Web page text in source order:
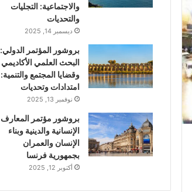
والاجتماعية: التجليات
والتحديات
ديسمبر 14, 2025
بروشور المؤتمر الدولي:
اﻟﺒﺤﺚ اﻟﻌﻠﻤﻲ اﻷﻛﺎدﻳﻤﻲ
وﻗﻀﺎﻳﺎ اﻟﻤﺠﺘﻤﻊ واﻟﺘﻨﻤﻴﺔ:
اﻣﺘﺪادات وتحديات
نوفمبر 13, 2025
بروشور مؤتمر المعارف
الإنسانية والدينية وبناء
الإنسان والعمران
بجمهورية فرنسا
أكتوبر 12, 2025